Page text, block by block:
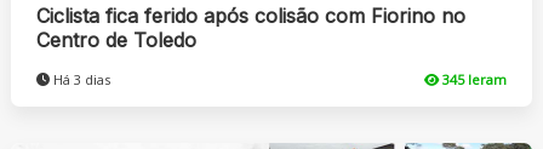
Ciclista fica ferido após colisão com Fiorino no
Centro de Toledo
Há 3 dias 345 leram